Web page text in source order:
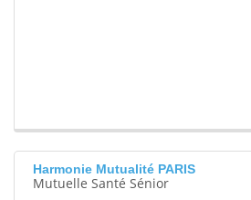
Harmonie Mutualité PARIS
Mutuelle Santé Sénior